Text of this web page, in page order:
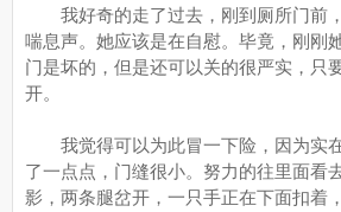
我好奇的走了过去，刚到厕所门前
喘息声。她应该是在自慰。毕竟，刚刚
门是坏的，但是还可以关的很严实，只
开。
我觉得可以为此冒一下险，因为实
了一点点，门缝很小。努力的往里面看
影，两条腿岔开，一只手正在下面扣着